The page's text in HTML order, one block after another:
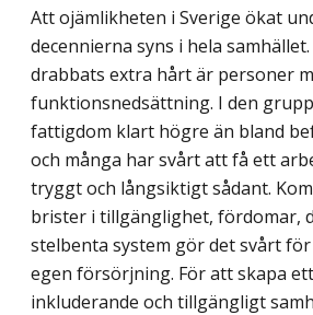
Att ojämlikheten i Sverige ökat
decennierna syns i hela
drabbats extra hårt är personer
funktionsnedsättning. I den
fattigdom klart högre än bland
och många har svårt att få ett
tryggt och långsiktigt sådant.
brister i till­gänglighet, fördomar,
stelbenta system gör det svårt
egen försörjning. För att skapa
inkluderande och tillgängligt